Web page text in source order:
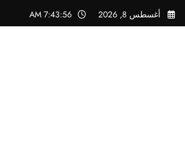
التجاوز
إلى
أغسطس 8, 2026 7:43:57 AM